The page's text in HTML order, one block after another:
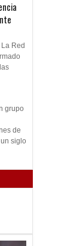
Red
grupo
de
siglo